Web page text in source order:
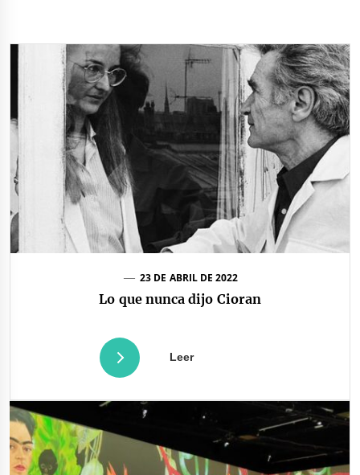
23 DE ABRIL DE 2022
Lo que nunca dijo Cioran
Leer